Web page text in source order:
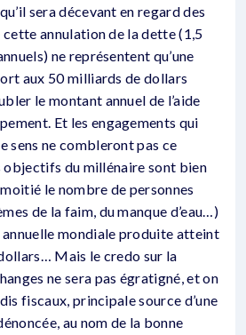
sera décevant en regard des
cette annulation de la dette (1,5
ne représentent qu’une
aux 50 milliards de dollars
le montant annuel de l’aide
Et les engagements qui
sens ne combleront pas ce
du millénaire sont bien
le nombre de personnes
de la faim, du manque d’eau…)
annuelle mondiale produite atteint
Mais le credo sur la
ne sera pas égratigné, et on
fiscaux, principale source d’une
au nom de la bonne